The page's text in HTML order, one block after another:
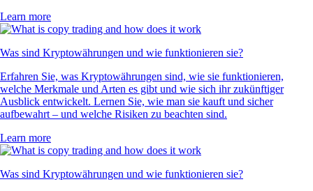
Learn more
Was sind Kryptowährungen und wie funktionieren sie?
Erfahren Sie, was Kryptowährungen sind, wie sie funktionieren,
welche Merkmale und Arten es gibt und wie sich ihr zukünftiger
Ausblick entwickelt. Lernen Sie, wie man sie kauft und sicher
aufbewahrt – und welche Risiken zu beachten sind.
Learn more
Was sind Kryptowährungen und wie funktionieren sie?